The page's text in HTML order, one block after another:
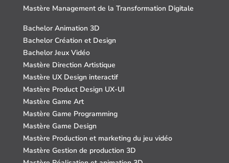
Mastère Management de la Transformation Digitale
Bachelor Animation 3D
Bachelor Création et Design
Bachelor Jeux Vidéo
Mastère Direction Artistique
Mastère UX Design interactif
Mastère Product Design UX-UI
Mastère Game Art
Mastère Game Programming
Mastère Game Design
Mastère Production et marketing du jeu vidéo
Mastère Gestion de production 3D